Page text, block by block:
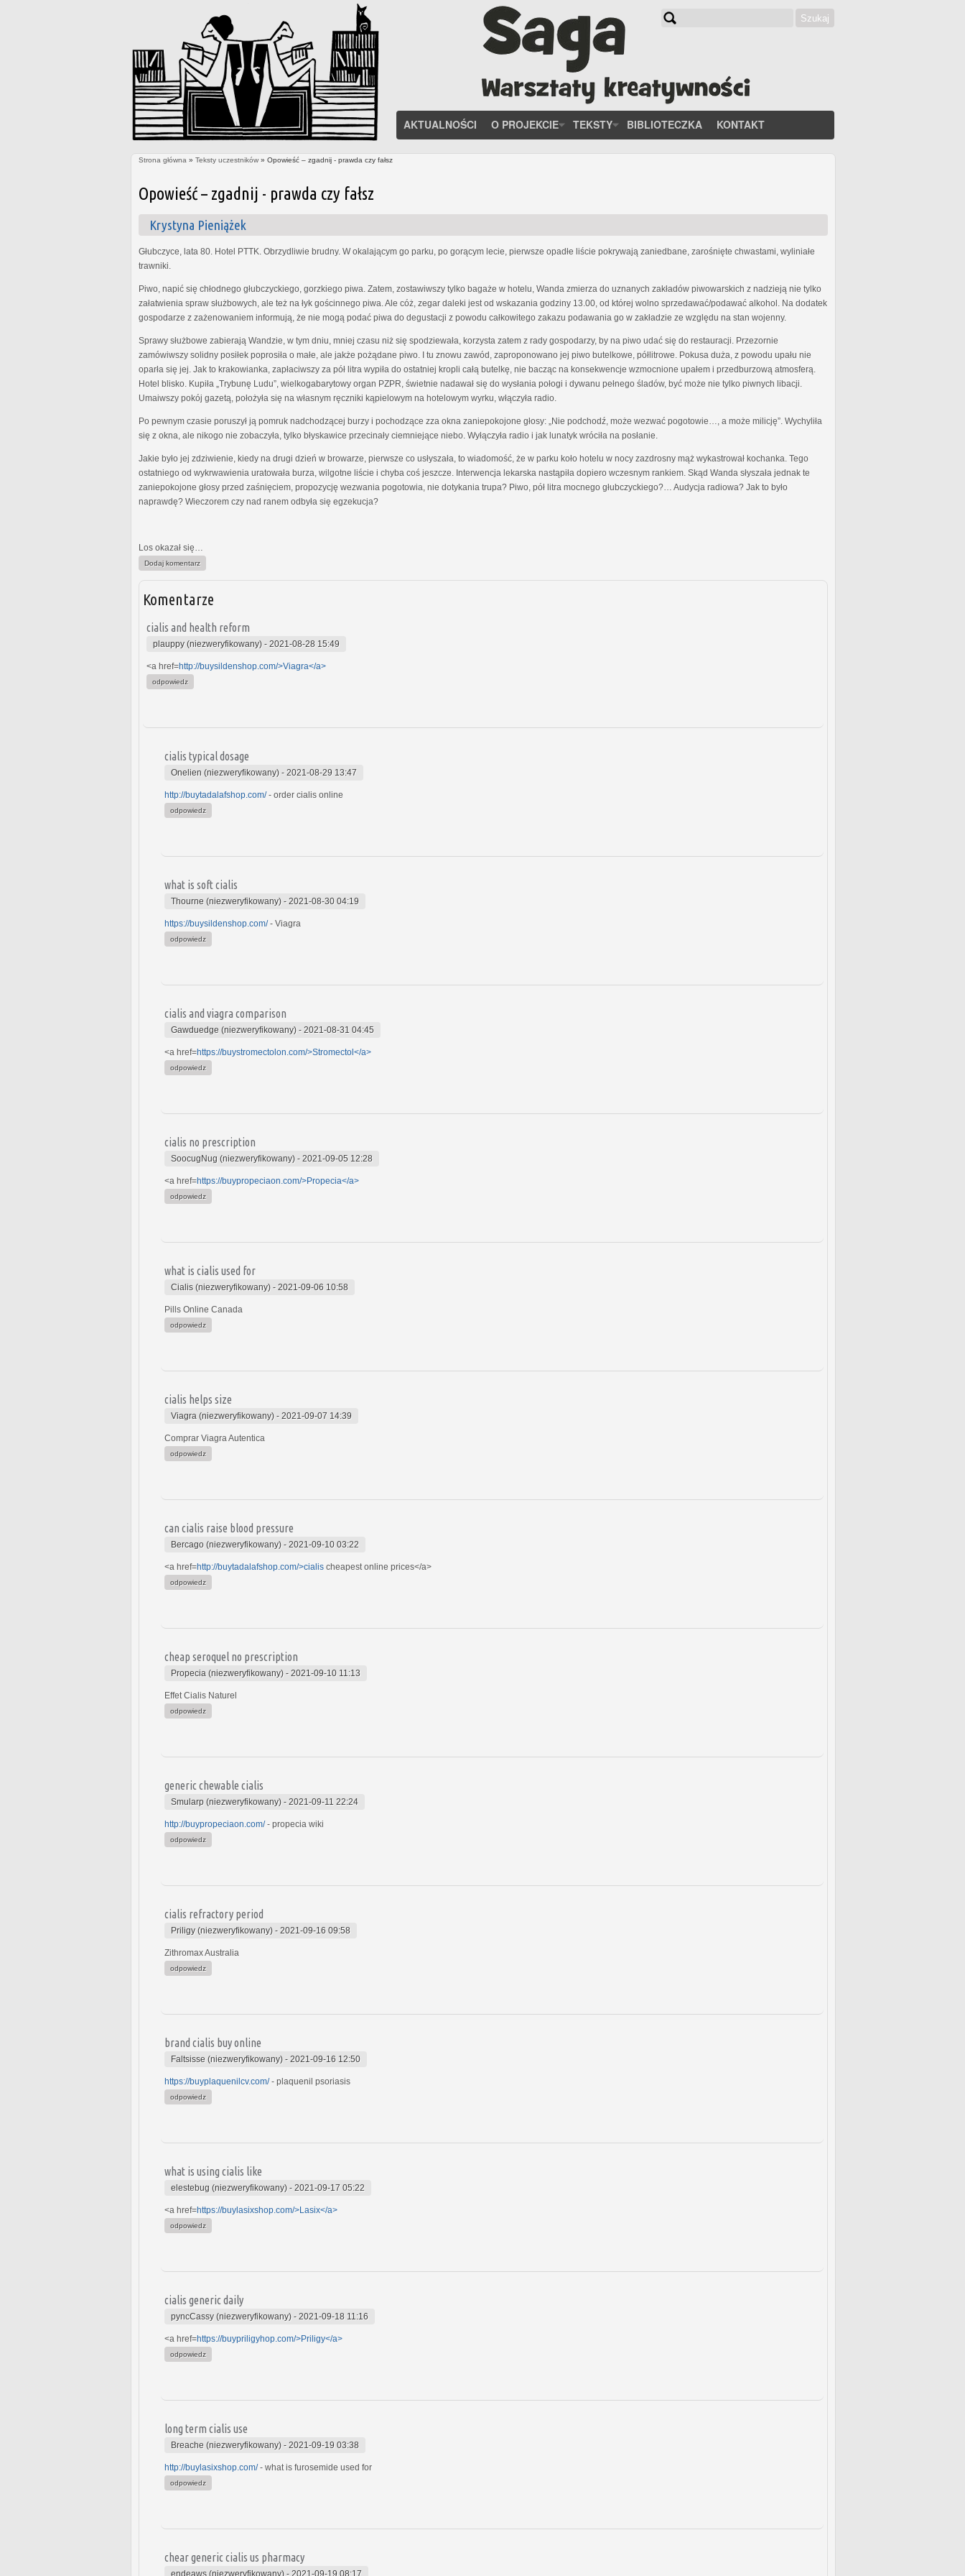
Szukaj
AKTUALNOŚCI O PROJEKCIE TEKSTY BIBLIOTECZKA KONTAKT
Strona główna » Teksty uczestników » Opowieść – zgadnij - prawda czy fałsz
Opowieść – zgadnij - prawda czy fałsz
Krystyna Pieniążek
Głubczyce, lata 80. Hotel PTTK. Obrzydliwie brudny. W okalającym go parku, po gorącym lecie, pierwsze opadłe liście pokrywają zaniedbane, zarośnięte chwastami, wyliniałe
trawniki.
Piwo, napić się chłodnego głubczyckiego, gorzkiego piwa. Zatem, zostawiwszy tylko bagaże w hotelu, Wanda zmierza do uznanych zakładów piwowarskich z nadzieją nie tylko
załatwienia spraw służbowych, ale też na łyk gościnnego piwa. Ale cóż, zegar daleki jest od wskazania godziny 13.00, od której wolno sprzedawać/podawać alkohol. Na dodatek
gospodarze z zażenowaniem informują, że nie mogą podać piwa do degustacji z powodu całkowitego zakazu podawania go w zakładzie ze względu na stan wojenny.
Sprawy służbowe zabierają Wandzie, w tym dniu, mniej czasu niż się spodziewała, korzysta zatem z rady gospodarzy, by na piwo udać się do restauracji. Przezornie
zamówiwszy solidny posiłek poprosiła o małe, ale jakże pożądane piwo. I tu znowu zawód, zaproponowano jej piwo butelkowe, półlitrowe. Pokusa duża, z powodu upału nie
oparła się jej. Jak to krakowianka, zapłaciwszy za pół litra wypiła do ostatniej kropli całą butelkę, nie bacząc na konsekwencje wzmocnione upałem i przedburzową atmosferą.
Hotel blisko. Kupiła „Trybunę Ludu”, wielkogabarytowy organ PZPR, świetnie nadawał się do wysłania połogi i dywanu pełnego śladów, być może nie tylko piwnych libacji.
Umaiwszy pokój gazetą, położyła się na własnym ręczniki kąpielowym na hotelowym wyrku, włączyła radio.
Po pewnym czasie poruszył ją pomruk nadchodzącej burzy i pochodzące zza okna zaniepokojone głosy: „Nie podchodź, może wezwać pogotowie…, a może milicję”. Wychyliła
się z okna, ale nikogo nie zobaczyła, tylko błyskawice przecinały ciemniejące niebo. Wyłączyła radio i jak lunatyk wróciła na posłanie.
Jakie było jej zdziwienie, kiedy na drugi dzień w browarze, pierwsze co usłyszała, to wiadomość, że w parku koło hotelu w nocy zazdrosny mąż wykastrował kochanka. Tego
ostatniego od wykrwawienia uratowała burza, wilgotne liście i chyba coś jeszcze. Interwencja lekarska nastąpiła dopiero wczesnym rankiem. Skąd Wanda słyszała jednak te
zaniepokojone głosy przed zaśnięciem, propozycję wezwania pogotowia, nie dotykania trupa? Piwo, pół litra mocnego głubczyckiego?… Audycja radiowa? Jak to było
naprawdę? Wieczorem czy nad ranem odbyła się egzekucja?
Los okazał się…
Dodaj komentarz
Komentarze
cialis and health reform
plauppy (niezweryfikowany) - 2021-08-28 15:49
<a href=http://buysildenshop.com/>Viagra</a>
odpowiedz
cialis typical dosage
Onelien (niezweryfikowany) - 2021-08-29 13:47
http://buytadalafshop.com/- order cialis online
odpowiedz
what is soft cialis
Thourne (niezweryfikowany) - 2021-08-30 04:19
https://buysildenshop.com/- Viagra
odpowiedz
cialis and viagra comparison
Gawduedge (niezweryfikowany) - 2021-08-31 04:45
<a href=https://buystromectolon.com/>Stromectol</a>
odpowiedz
cialis no prescription
SoocugNug (niezweryfikowany) - 2021-09-05 12:28
<a href=https://buypropeciaon.com/>Propecia</a>
odpowiedz
what is cialis used for
Cialis (niezweryfikowany) - 2021-09-06 10:58
Pills Online Canada
odpowiedz
cialis helps size
Viagra (niezweryfikowany) - 2021-09-07 14:39
Comprar Viagra Autentica
odpowiedz
can cialis raise blood pressure
Bercago (niezweryfikowany) - 2021-09-10 03:22
<a href=http://buytadalafshop.com/>cialis cheapest online prices</a>
odpowiedz
cheap seroquel no prescription
Propecia (niezweryfikowany) - 2021-09-10 11:13
Effet Cialis Naturel
odpowiedz
generic chewable cialis
Smularp (niezweryfikowany) - 2021-09-11 22:24
http://buypropeciaon.com/- propecia wiki
odpowiedz
cialis refractory period
Priligy (niezweryfikowany) - 2021-09-16 09:58
Zithromax Australia
odpowiedz
brand cialis buy online
Faltsisse (niezweryfikowany) - 2021-09-16 12:50
https://buyplaquenilcv.com/- plaquenil psoriasis
odpowiedz
what is using cialis like
elestebug (niezweryfikowany) - 2021-09-17 05:22
<a href=https://buylasixshop.com/>Lasix</a>
odpowiedz
cialis generic daily
pyncCassy (niezweryfikowany) - 2021-09-18 11:16
<a href=https://buypriligyhop.com/>Priligy</a>
odpowiedz
long term cialis use
Breache (niezweryfikowany) - 2021-09-19 03:38
http://buylasixshop.com/- what is furosemide used for
odpowiedz
chear generic cialis us pharmacy
endeaws (niezweryfikowany) - 2021-09-19 08:17